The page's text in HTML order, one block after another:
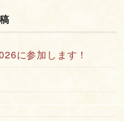
に参加します！